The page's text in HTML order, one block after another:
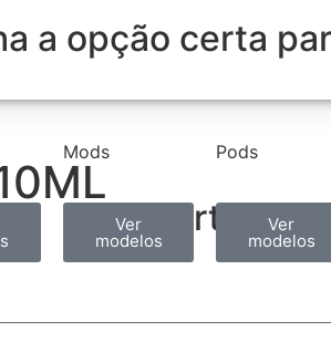
a opção certa
Mods
Ver
modelos
Pods
Ver
modelos
Partilhar